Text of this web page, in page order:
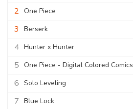
2 One Piece
3 Berserk
4 Hunter x Hunter
5 One Piece - Digital Colored Comics
6 Solo Leveling
7 Blue Lock